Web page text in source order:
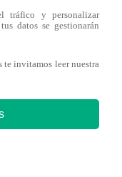
tráfico y personalizar
datos se gestionarán
te invitamos leer nuestra